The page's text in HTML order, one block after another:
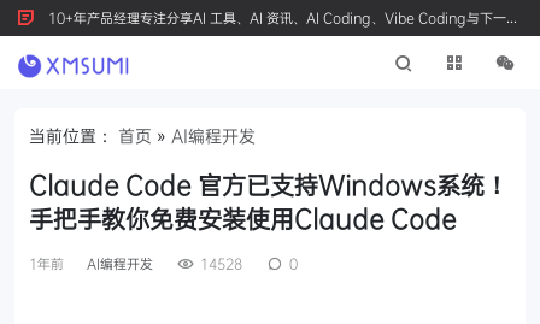
10+年产品经理专注分享AI 工具、AI 资讯、AI Coding、Vibe Coding与下一代
产品创新，按 Ctrl+D 收藏我们
当前位置： 首页 » AI编程开发
Claude Code 官方已支持Windows系统！
手把手教你免费安装使用Claude Code
1年前 AI编程开发 14528 0